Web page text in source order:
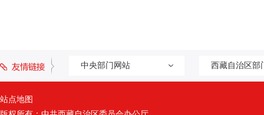
中央部门网站 西藏自治区部
站点地图